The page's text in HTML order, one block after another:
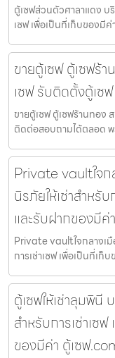
ตู้เซฟส่วนตัวศาลาแดง บ
เซฟ เพื่อเป็นที่เก็บของมี
ขายตู้เซฟ ตู้เซฟร้
เซฟ รับติดตั้งตู้เซ
ขายตู้เซฟ ตู้เซฟร้านทอง
ติดต่อสอบถามได้ตลอด พ
Private vaultใจ
นิรภัยให้เช่าสำหรั
และรับฝากของมีค่
Private vaultใจกลางเ
การเช่าเซฟ เพื่อเป็นที่เ
ตู้เซฟให้เช่าลุมพินี
สำหรับการเช่าเซ
ของมีค่า ตู้เซฟ